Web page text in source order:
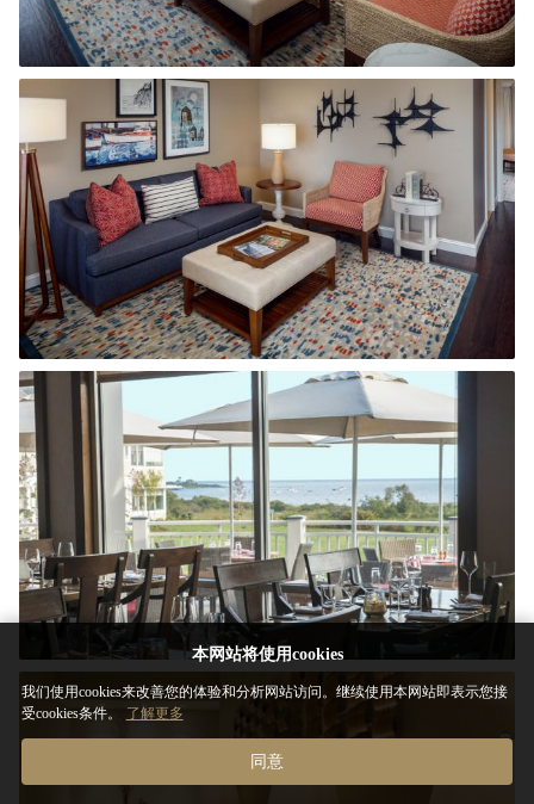
本网站将使用cookies
我们使用cookies来改善您的体验和分析网站访问。继续使用本网站即表示您接
受cookies条件。
了解更多
同意